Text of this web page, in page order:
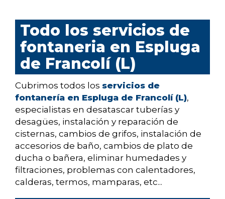
Todo los servicios de
fontaneria en Espluga
de Francolí (L)
Cubrimos todos los servicios de
fontanería en Espluga de Francolí (L),
especialistas en desatascar tuberías y
desagües, instalación y reparación de
cisternas, cambios de grifos, instalación de
accesorios de baño, cambios de plato de
ducha o bañera, eliminar humedades y
filtraciones, problemas con calentadores,
calderas, termos, mamparas, etc...